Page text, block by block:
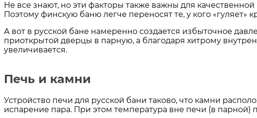
Не все знают, но эти факторы также важны для
Поэтому финскую баню легче переносят те, у кого «гуляет»
А вот в русской бане намеренно создается избыточное
приоткрытой дверцы в парную, а благодаря хитрому
увеличивается.
Печь и камни
Устройство печи для русской бани таково, что камни
испарение пара. При этом температура вне печи (в парной)